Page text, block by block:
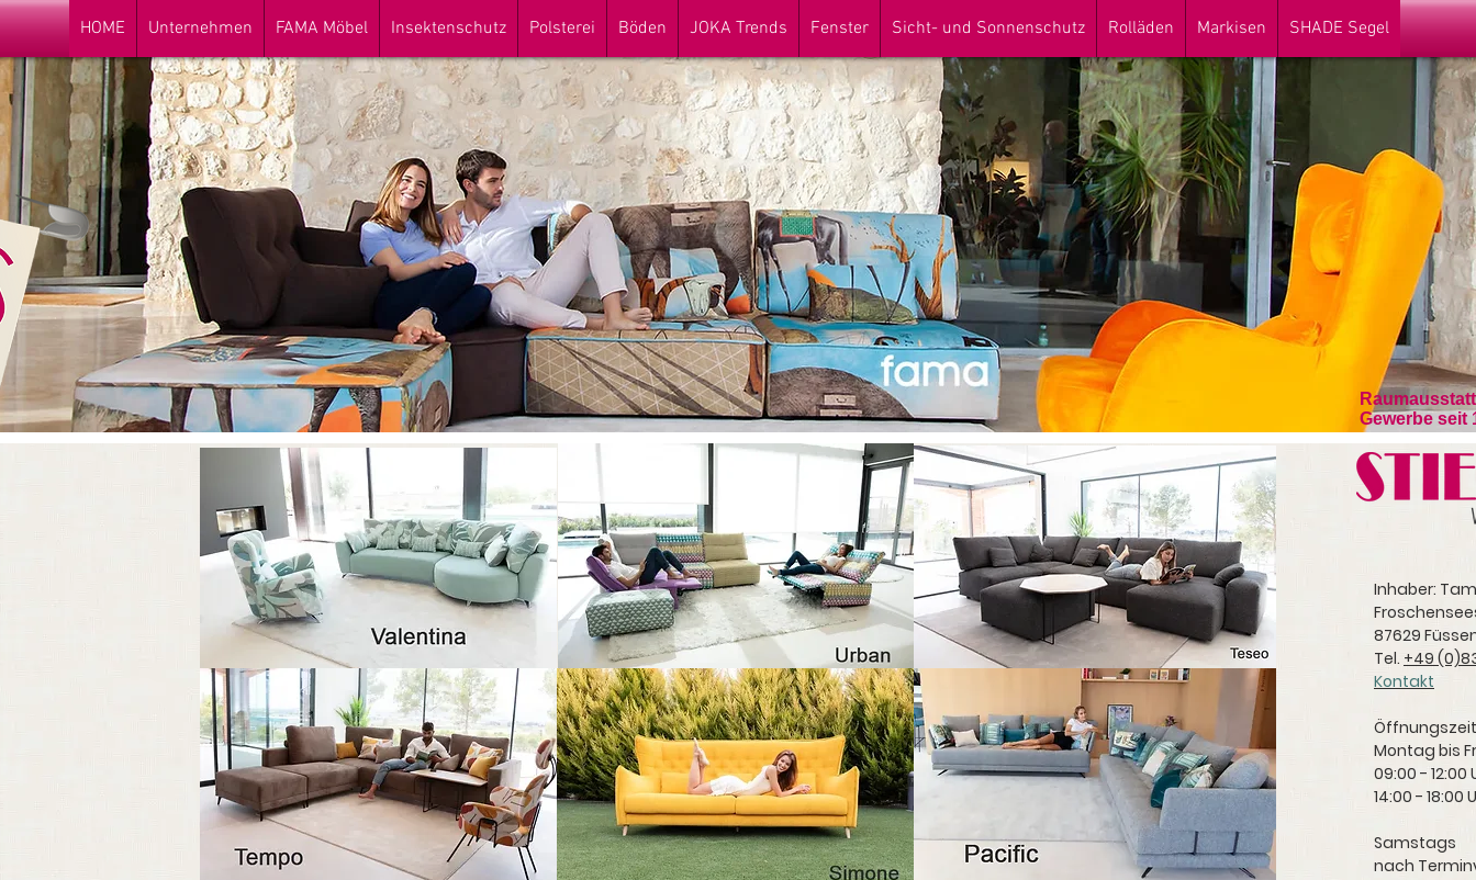
HOME Unternehmen FAMA Möbel Insektenschutz Polsterei Böden JOKA Trends Fenster Sicht- und Sonnenschutz Rolläden Markisen SHADE Segel
Gewerbe seit
Inhaber:
87629
Tel. +49
Kontakt
Montag bis
09:00 - 12:00
14:00 - 18:00
Samstags
nach